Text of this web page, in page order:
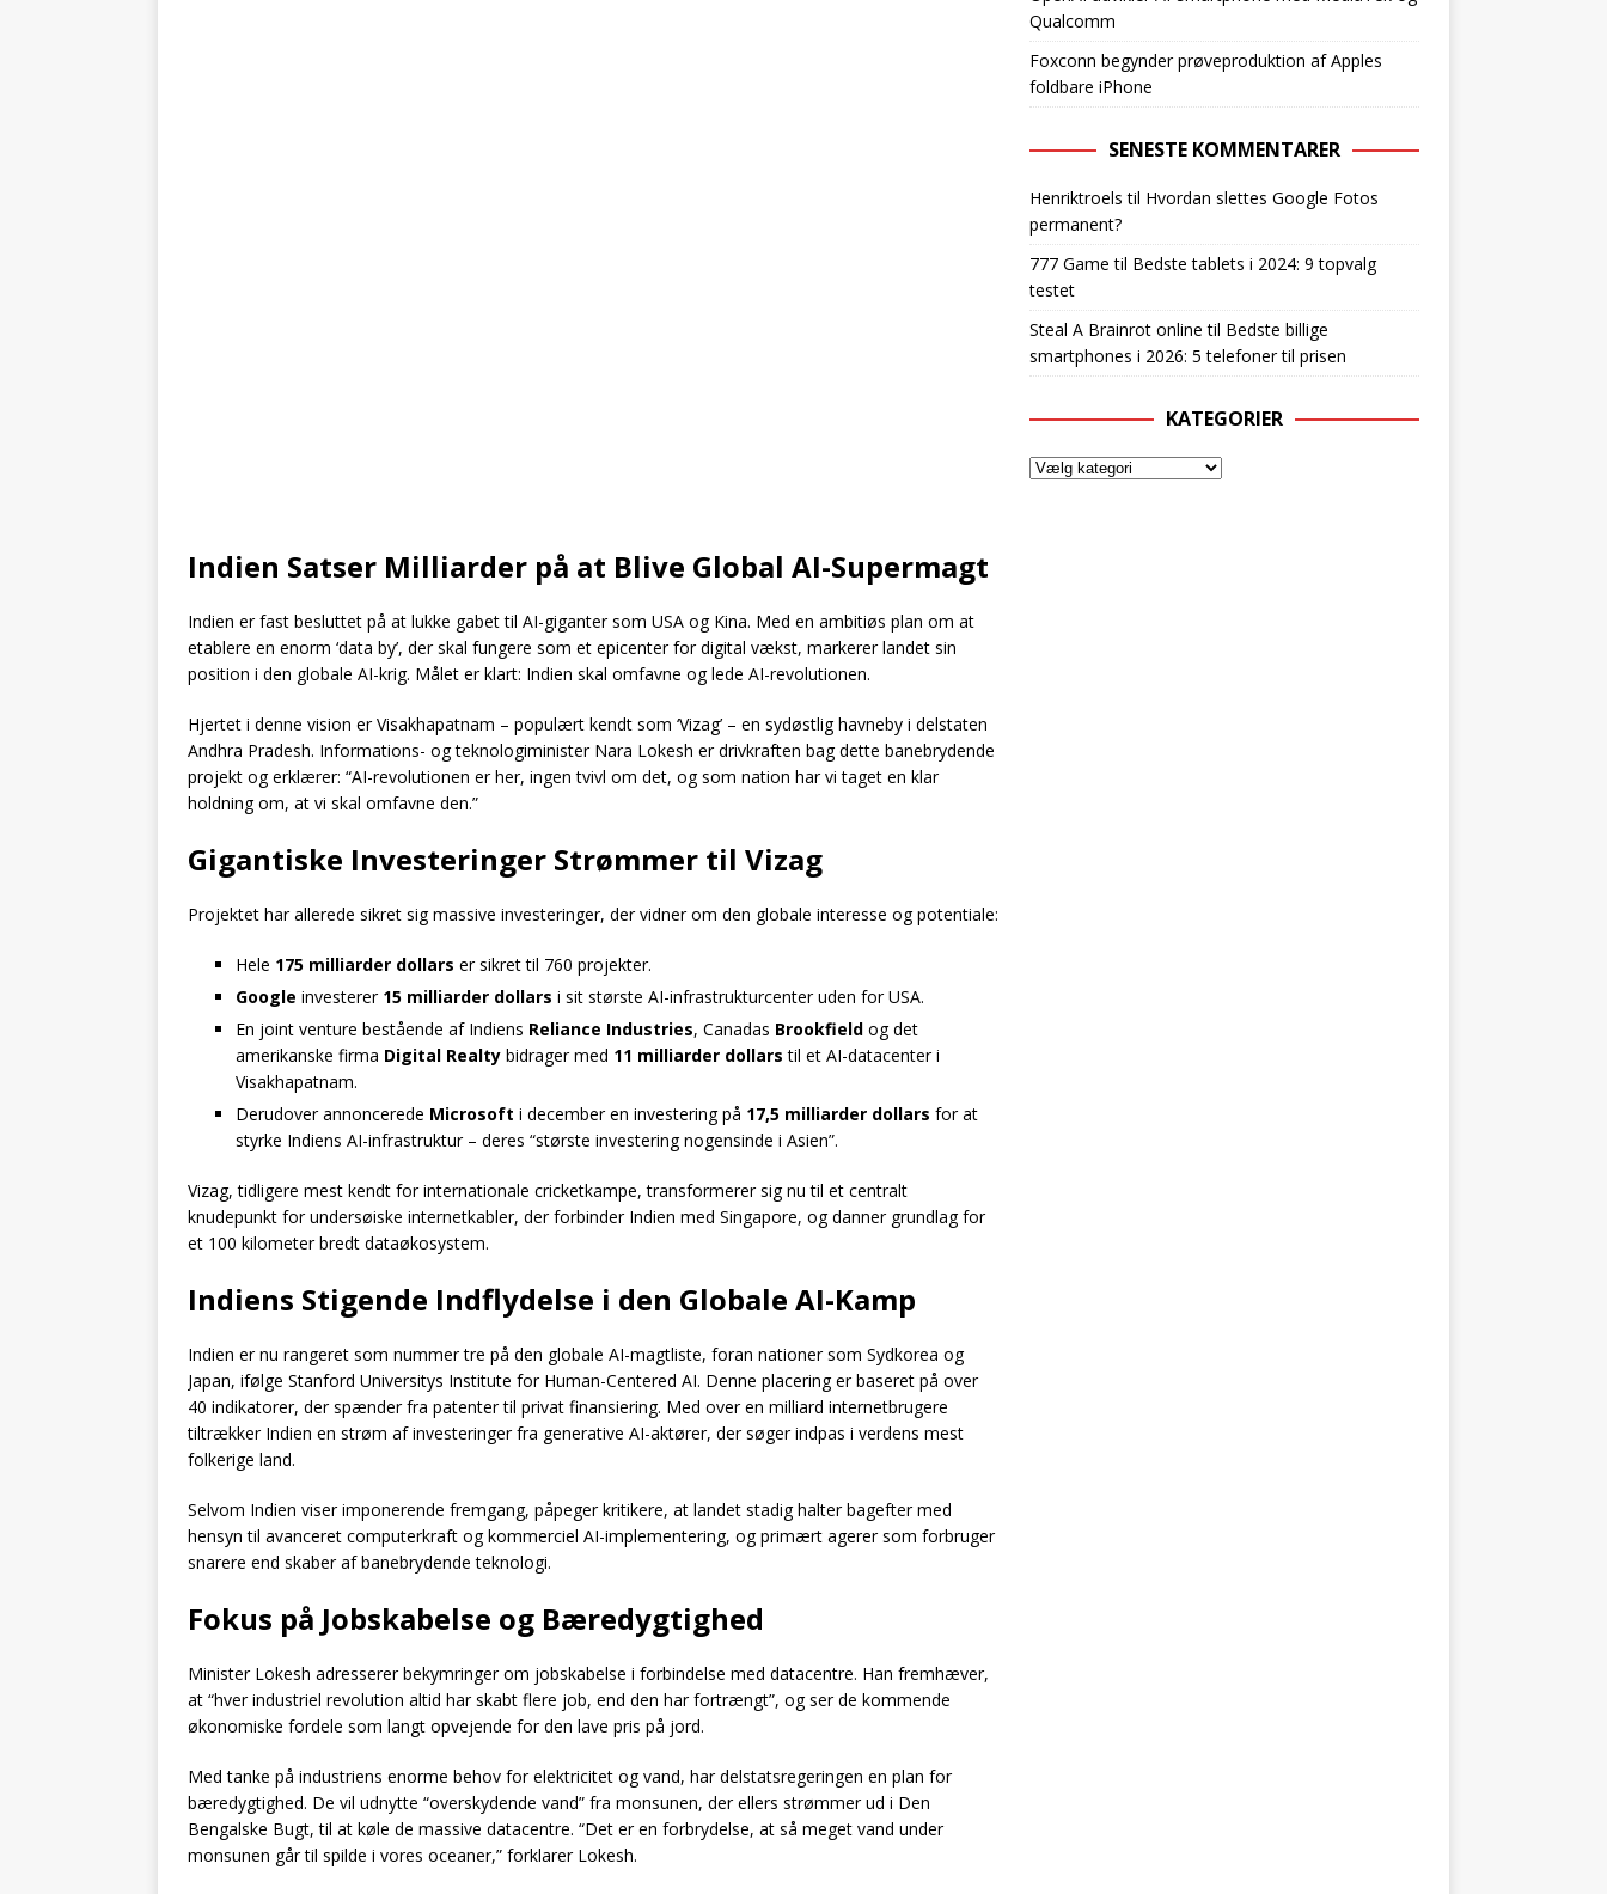
Indien Satser Milliarder på at Blive Global AI-Supermagt
Indien er fast besluttet på at lukke gabet til AI-giganter som USA og Kina. Med en ambitiøs plan om at
etablere en enorm ‘data by’, der skal fungere som et epicenter for digital vækst, markerer landet sin
position i den globale AI-krig. Målet er klart: Indien skal omfavne og lede AI-revolutionen.
Hjertet i denne vision er Visakhapatnam – populært kendt som ‘Vizag’ – en sydøstlig havneby i delstaten
Andhra Pradesh. Informations- og teknologiminister Nara Lokesh er drivkraften bag dette banebrydende
projekt og erklærer: “AI-revolutionen er her, ingen tvivl om det, og som nation har vi taget en klar
holdning om, at vi skal omfavne den.”
Gigantiske Investeringer Strømmer til Vizag
Projektet har allerede sikret sig massive investeringer, der vidner om den globale interesse og potentiale:
Hele 175 milliarder dollars er sikret til 760 projekter.
Google investerer 15 milliarder dollars i sit største AI-infrastrukturcenter uden for USA.
En joint venture bestående af Indiens Reliance Industries, Canadas Brookfield og det
amerikanske firma Digital Realty bidrager med 11 milliarder dollars til et AI-datacenter i
Visakhapatnam.
Derudover annoncerede Microsoft i december en investering på 17,5 milliarder dollars for at
styrke Indiens AI-infrastruktur – deres “største investering nogensinde i Asien”.
Vizag, tidligere mest kendt for internationale cricketkampe, transformerer sig nu til et centralt
knudepunkt for undersøiske internetkabler, der forbinder Indien med Singapore, og danner grundlag for
et 100 kilometer bredt dataøkosystem.
Indiens Stigende Indflydelse i den Globale AI-Kamp
Indien er nu rangeret som nummer tre på den globale AI-magtliste, foran nationer som Sydkorea og
Japan, ifølge Stanford Universitys Institute for Human-Centered AI. Denne placering er baseret på over
40 indikatorer, der spænder fra patenter til privat finansiering. Med over en milliard internetbrugere
tiltrækker Indien en strøm af investeringer fra generative AI-aktører, der søger indpas i verdens mest
folkerige land.
Selvom Indien viser imponerende fremgang, påpeger kritikere, at landet stadig halter bagefter med
hensyn til avanceret computerkraft og kommerciel AI-implementering, og primært agerer som forbruger
snarere end skaber af banebrydende teknologi.
Fokus på Jobskabelse og Bæredygtighed
Minister Lokesh adresserer bekymringer om jobskabelse i forbindelse med datacentre. Han fremhæver,
at “hver industriel revolution altid har skabt flere job, end den har fortrængt”, og ser de kommende
økonomiske fordele som langt opvejende for den lave pris på jord.
Med tanke på industriens enorme behov for elektricitet og vand, har delstatsregeringen en plan for
bæredygtighed. De vil udnytte “overskydende vand” fra monsunen, der ellers strømmer ud i Den
Bengalske Bugt, til at køle de massive datacentre. “Det er en forbrydelse, at så meget vand under
monsunen går til spilde i vores oceaner,” forklarer Lokesh.
Qualcomm
Foxconn begynder prøveproduktion af Apples
foldbare iPhone
SENESTE KOMMENTARER
Henriktroels til Hvordan slettes Google Fotos
permanent?
777 Game til Bedste tablets i 2024: 9 topvalg
testet
Steal A Brainrot online til Bedste billige
smartphones i 2026: 5 telefoner til prisen
KATEGORIER